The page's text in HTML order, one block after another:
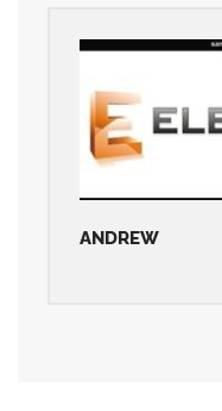
ANDREW